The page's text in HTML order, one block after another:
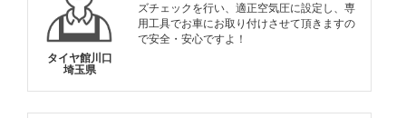
タイヤ館川口
埼玉県
ズチェックを行い、適正空気圧に設定し、専
用工具でお車にお取り付けさせて頂きますの
で安全・安心ですよ！